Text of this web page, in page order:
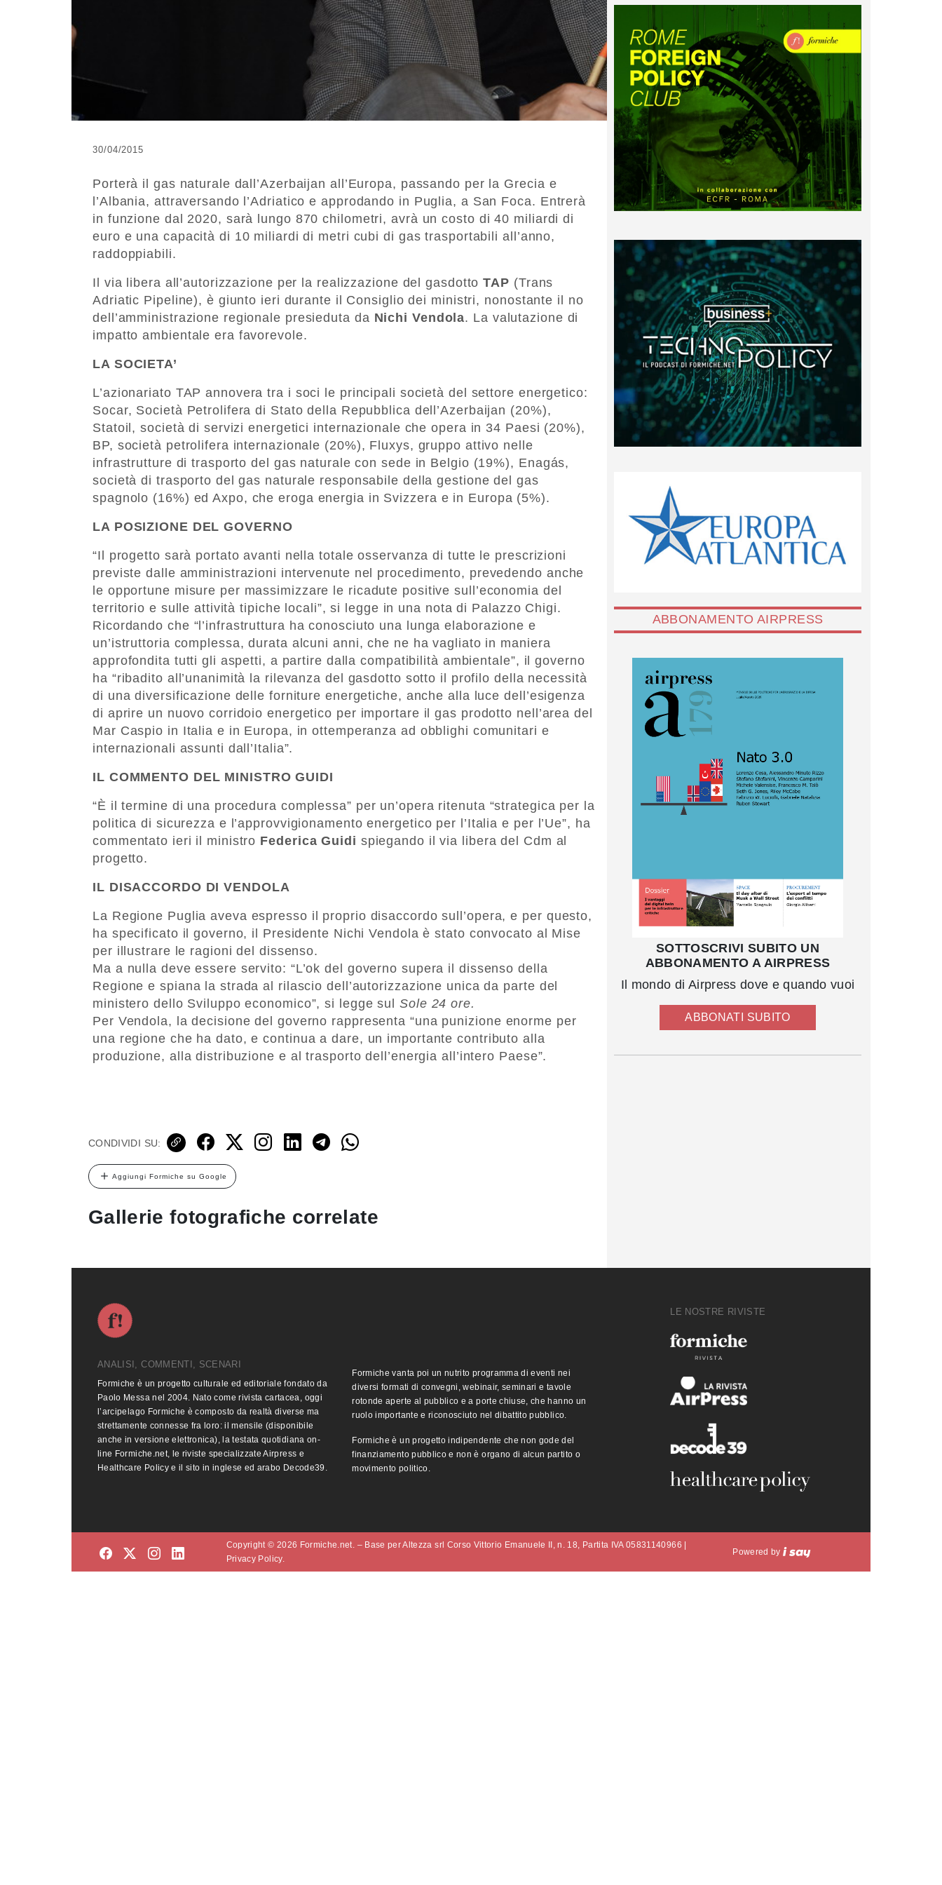
30/04/2015
Porterà il gas naturale dall’Azerbaijan all’Europa, passando per la Grecia e
l’Albania, attraversando l’Adriatico e approdando in Puglia, a San Foca. Entrerà
in funzione dal 2020, sarà lungo 870 chilometri, avrà un costo di 40 miliardi di
euro e una capacità di 10 miliardi di metri cubi di gas trasportabili all’anno,
raddoppiabili.
Il via libera all’autorizzazione per la realizzazione del gasdottoTAP (Trans
Adriatic Pipeline), è giunto ieri durante il Consiglio dei ministri, nonostante il no
dell’amministrazione regionale presieduta da Nichi Vendola. La valutazione di
impatto ambientale era favorevole.
LA SOCIETA’
L’azionariato TAP annovera tra i soci le principali società del settore energetico:
Socar, Società Petrolifera di Stato della Repubblica dell’Azerbaijan (20%),
Statoil, società di servizi energetici internazionale che opera in 34 Paesi (20%),
BP, società petrolifera internazionale (20%), Fluxys, gruppo attivo nelle
infrastrutture di trasporto del gas naturale con sede in Belgio (19%), Enagás,
società di trasporto del gas naturale responsabile della gestione del gas
spagnolo (16%) ed Axpo, che eroga energia in Svizzera e in Europa (5%).
LA POSIZIONE DEL GOVERNO
“Il progetto sarà portato avanti nella totale osservanza di tutte le prescrizioni
previste dalle amministrazioni intervenute nel procedimento, prevedendo anche
le opportune misure per massimizzare le ricadute positive sull’economia del
territorio e sulle attività tipiche locali”, si legge in una nota di Palazzo Chigi.
Ricordando che “l’infrastruttura ha conosciuto una lunga elaborazione e
un’istruttoria complessa, durata alcuni anni, che ne ha vagliato in maniera
approfondita tutti gli aspetti, a partire dalla compatibilità ambientale”, il governo
ha “ribadito all’unanimità la rilevanza del gasdotto sotto il profilo della necessità
di una diversificazione delle forniture energetiche, anche alla luce dell’esigenza
di aprire un nuovo corridoio energetico per importare il gas prodotto nell’area del
Mar Caspio in Italia e in Europa, in ottemperanza ad obblighi comunitari e
internazionali assunti dall’Italia”.
IL COMMENTO DEL MINISTRO GUIDI
“È il termine di una procedura complessa” per un’opera ritenuta “strategica per la
politica di sicurezza e l’approvvigionamento energetico per l’Italia e per l’Ue”, ha
commentato ieri il ministro Federica Guidi spiegando il via libera del Cdm al
progetto.
IL DISACCORDO DI VENDOLA
La Regione Puglia aveva espresso il proprio disaccordo sull’opera, e per questo,
ha specificato il governo, il Presidente Nichi Vendola è stato convocato al Mise
per illustrare le ragioni del dissenso.
Ma a nulla deve essere servito: “L’ok del governo supera il dissenso della
Regione e spiana la strada al rilascio dell’autorizzazione unica da parte del
ministero dello Sviluppo economico”, si legge sul Sole 24 ore.
Per Vendola, la decisione del governo rappresenta “una punizione enorme per
una regione che ha dato, e continua a dare, un importante contributo alla
produzione, alla distribuzione e al trasporto dell’energia all’intero Paese”.
CONDIVIDI SU:
Aggiungi Formiche su Google
Gallerie fotografiche correlate
ABBONAMENTO AIRPRESS
SOTTOSCRIVI SUBITO UN
ABBONAMENTO A AIRPRESS
Il mondo di Airpress dove e quando vuoi
ABBONATI SUBITO
ANALISI, COMMENTI, SCENARI
Formiche è un progetto culturale ed editoriale fondato da
Paolo Messa nel 2004. Nato come rivista cartacea, oggi
l’arcipelago Formiche è composto da realtà diverse ma
strettamente connesse fra loro: il mensile (disponibile
anche in versione elettronica), la testata quotidiana on-
line Formiche.net, le riviste specializzate Airpress e
Healthcare Policy e il sito in inglese ed arabo Decode39.
Formiche vanta poi un nutrito programma di eventi nei
diversi formati di convegni, webinair, seminari e tavole
rotonde aperte al pubblico e a porte chiuse, che hanno un
ruolo importante e riconosciuto nel dibattito pubblico.
Formiche è un progetto indipendente che non gode del
finanziamento pubblico e non è organo di alcun partito o
movimento politico.
LE NOSTRE RIVISTE
Copyright © 2026 Formiche.net. – Base per Altezza srl Corso Vittorio Emanuele II, n. 18, Partita IVA 05831140966 |
Privacy Policy.
Powered by